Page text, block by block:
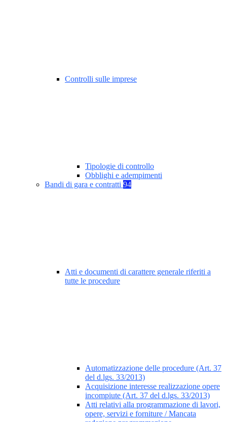
Controlli sulle imprese
Tipologie di controllo
Obblighi e adempimenti
Bandi di gara e contratti 94
Atti e documenti di carattere generale riferiti a
tutte le procedure
Automatizzazione delle procedure (Art. 37
del d.lgs. 33/2013)
Acquisizione interesse realizzazione opere
incompiute (Art. 37 del d.lgs. 33/2013)
Atti relativi alla programmazione di lavori,
opere, servizi e forniture / Mancata